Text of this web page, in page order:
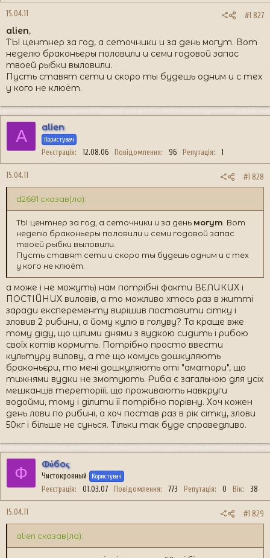
15.04.11 #1 827
alien,
ТЫ центнер за год, а сеточники и за день могут. Вот
неделю браконьеры половили и семи годовой запас
твоей рыбки выловили.
Пусть ставят сети и скоро ты будешь одним и с тех
у кого не клюёт.
A alien
Користувач
Реєстрація 12.08.06 Повідомлення 96 Репутація 1
15.04.11 #1 828
d2681 сказав(ла):
ТЫ центнер за год, а сеточники и за день могут . Вот
неделю браконьеры половили и семи годовой запас
твоей рыбки выловили.
Пусть ставят сети и скоро ты будешь одним и с тех
у кого не клюёт.
а може і не можуть) нам потрібні факти ВЕЛИКИХ і
ПОСТІЙНИХ виловів, а то можливо хтось раз в житті
заради експеременту вирішив поставити сітку і
зловив 2 рибини, а йому кулю в голуву? Та краще вже
тому діду, що цілими днями з вудкою сидить і рибою
своїх котів кормить. Потрібно просто ввести
культуру вилову, а те що комусь дошкуляють
браконьєри, то мені дошкуляють оті "аматори", що
тижнями вудки не змотують. Риба є загальною для усіх
мешканців тереторіїї, що проживають навкруги
водойми, тому і ділити її потрібно порівну. Хоч кожен
день лови по рибині, а хоч постав раз в рік сітку, злови
50кг і більше не сунься. Тільки так буде справедливо.
Ф Фόбоς
Чистокровный Користувач
Реєстрація 01.03.07 Повідомлення 773 Репутація 0 Вік 38
15.04.11 #1 829
alien сказав(ла):